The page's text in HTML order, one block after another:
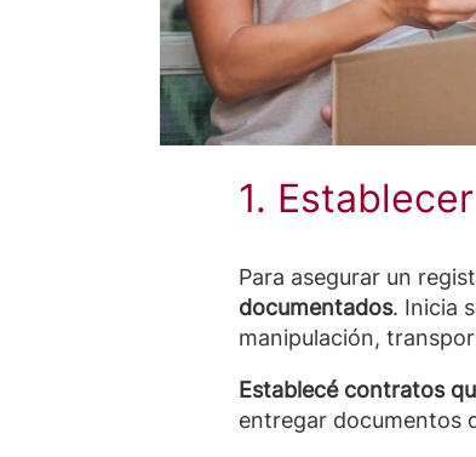
1.
Para asegurar un
documentados. Inicia
manipulación,
Establecé contratos
entregar documentos